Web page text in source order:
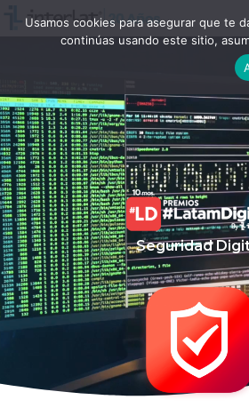
Seguridad
Usamos cookies para asegurar que te
continúas usando este sitio,